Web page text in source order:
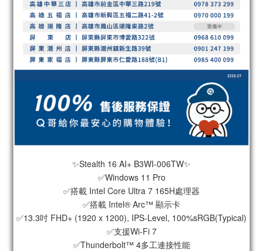
✨Stealth 16 AI+ B3WI-006TW✨
✅Windows 11 Pro
✅搭載 Intel Core Ultra 7 165H處理器
✅搭載 Intel® Arc™ 顯示卡
✅13.3吋 FHD+ (1920 x 1200), IPS-Level, 100%sRGB(Typical)
✅支援Wi-Fi 7
✅Thunderbolt™ 4多工連接性能